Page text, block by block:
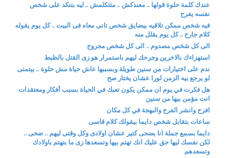
عندك كلمة حلوة قولها .. معندكش .. متتكلمش .. ليه بتنكد على شخص
نفسه يفرح
فيه شخص ممكن تلاقيه بيضايق شخص تانى معاه فى البيت .. كل يوم يقوله
كلام جارح .. كل يوم يقلل منه
الى كل شخص مصدوم .. الى كل شخص مجروح
استهزاءك بالاخرين وجرحك ليهم باستمرار هو زى القتل بالظبط
ندم على اختيارات من سنين طويلة وبسببها عاش حياة مش حلوة .. بيتمنى
لو يرجع بيه الزمن لورا عشان يختار صح
هل فكرت في يوم ان ممكن يكون تعبك في الحياة بسبب أفكار ومعتقدات
انت مؤمن بيها من سنين
افرح وانشر الفرح والبهجة في كل مكان
ساعات بتقابل شخص دايما بيقولك كلام قاسى
دايما بسمع جملة انا بضحى كتير عشان اولادى وكل وقتى ليهم .. ضحى ..
لكن نفسك ليها حق عليك انك تهتم بيها وتسعدها زى ما بتهتم باولادك
وتسعدهم